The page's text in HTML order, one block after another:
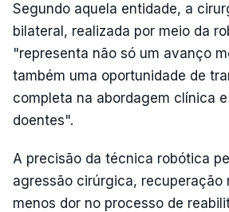
Segundo aquela entidade, a
bilateral, realizada por meio da
"representa não só um avanço
também uma oportunidade de
completa na abordagem clínica
doentes".
A precisão da técnica robótica
agressão cirúrgica, recuperação
menos dor no processo de